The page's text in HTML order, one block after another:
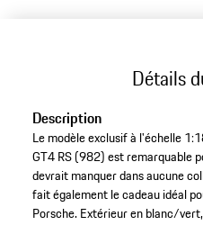
Détails
Description
Le modèle exclusif à l'échelle
GT4 RS (982) est remarquable
devrait manquer dans aucune
fait également le cadeau idéal
Porsche. Extérieur en blanc/